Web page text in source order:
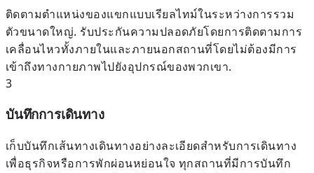
ติดตามตำแหน่งของแขกแบบเรียลไทม์ในระหว่างการรวม
ตัวขนาดใหญ่. รับประกันความปลอดภัยโดยการติดตามการ
เคลื่อนไหวทั้งภายในและภายนอกสถานที่โดยไม่ต้องมีการ
เข้าถึงทางกายภาพไปยังอุปกรณ์ของพวกเขา.
3
บันทึกการเดินทาง
เก็บบันทึกเส้นทางเดินทางอย่างละเอียดสำหรับการเดินทาง
เพื่อธุรกิจหรือการพักผ่อนหย่อนใจ ทุกสถานที่มีการบันทึก